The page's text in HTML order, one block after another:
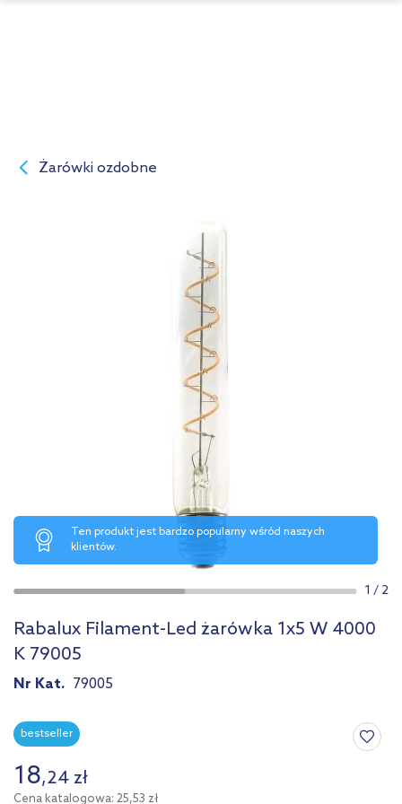
Żarówki ozdobne
Ten produkt jest bardzo popularny wśród naszych
klientów.
1 /2
Rabalux Filament-Led żarówka 1x5 W 4000
K 79005
Nr Kat. 79005
bestseller
18,24 zł
Cena katalogowa: 25,53 zł